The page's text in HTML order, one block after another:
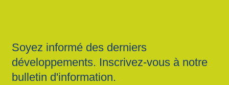
Soyez informé des derniers
développements. Inscrivez-vous à notre
bulletin d'information.